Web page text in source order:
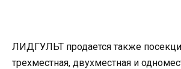
ЛИДГУЛЬТ продается также
трехместная, двухместная и